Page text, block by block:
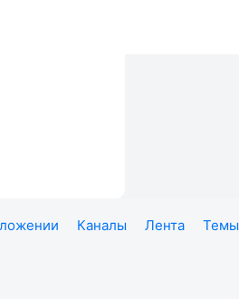
Каналы Лента
Темы